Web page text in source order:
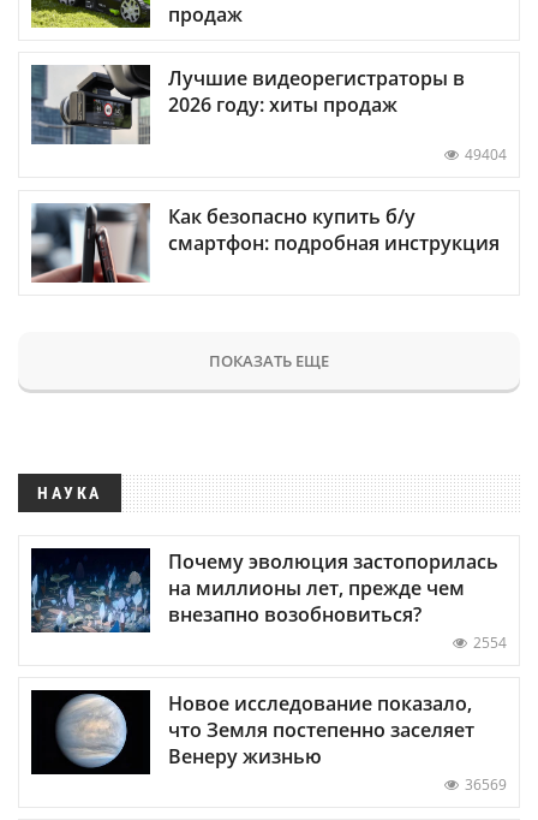
продаж
Лучшие видеорегистраторы в
2026 году: хиты продаж
49404
Как безопасно купить б/у
смартфон: подробная инструкция
ПОКАЗАТЬ ЕЩЕ
НАУКА
Почему эволюция застопорилась
на миллионы лет, прежде чем
внезапно возобновиться?
2554
Новое исследование показало,
что Земля постепенно заселяет
Венеру жизнью
36569